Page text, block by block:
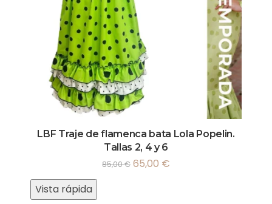
LBF Traje de flamenca bata Lola Popelin.
Tallas 2, 4 y 6
85,00€ 65,00 €
Vista rápida